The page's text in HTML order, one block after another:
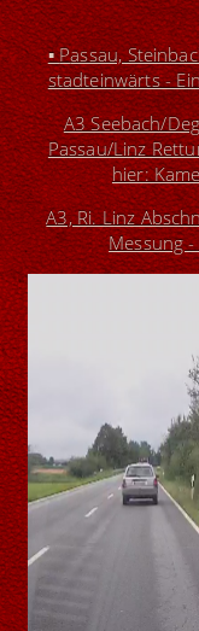
▪Passau,
stadteinwärts -
A3 Seebach/
Passau/Linz
hier:
A3, Ri. Linz
Messung